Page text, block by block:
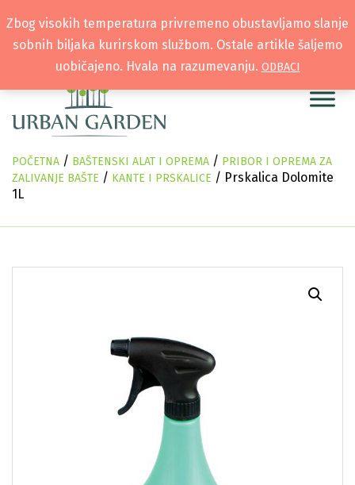
POČETNA / BAŠTENSKI ALAT I OPREMA / PRIBOR I OPREMA ZA
ZALIVANJE BAŠTE / KANTE I PRSKALICE / Prskalica Dolomite
1L
Zbog visokih temperatura privremeno obustavljamo slanje
sobnih biljaka kurirskom službom. Ostale artikle šaljemo
uobičajeno. Hvala na razumevanju. ODBACI